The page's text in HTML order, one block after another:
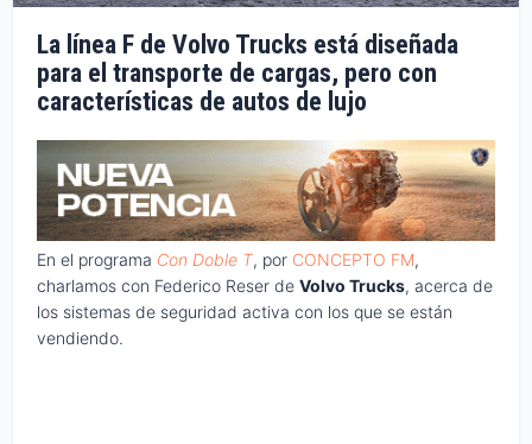
La línea F de Volvo Trucks está diseñada
para el transporte de cargas, pero con
características de autos de lujo
En el programa Con Doble T, por CONCEPTO FM,
charlamos con Federico Reser deVolvo Trucks, acerca de
los sistemas de seguridad activa con los que se están
vendiendo.